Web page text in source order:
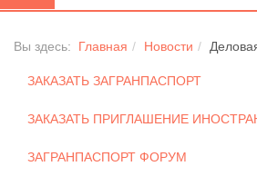
Вы здесь: Главная Новости
ЗАКАЗАТЬ ЗАГРАНПАСПОРТ
ЗАКАЗАТЬ ПРИГЛАШЕНИЕ
ЗАГРАНПАСПОРТ ФОРУМ